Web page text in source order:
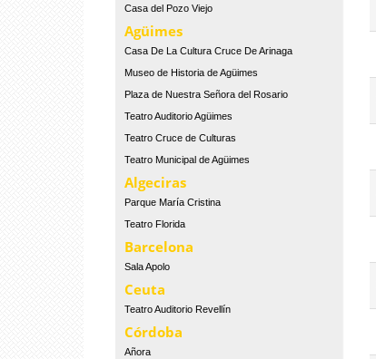
Casa del Pozo Viejo
Agüimes
Casa De La Cultura Cruce De Arinaga
Museo de Historia de Agüimes
Plaza de Nuestra Señora del Rosario
Teatro Auditorio Agüimes
Teatro Cruce de Culturas
Teatro Municipal de Agüimes
Algeciras
Parque María Cristina
Teatro Florida
Barcelona
Sala Apolo
Ceuta
Teatro Auditorio Revellín
Córdoba
Añora